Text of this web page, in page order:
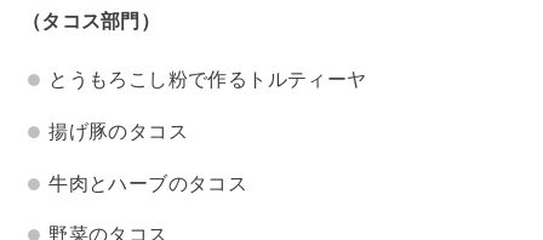
（タコス部門）
とうもろこし粉で作るトルティーヤ
揚げ豚のタコス
牛肉とハーブのタコス
野菜のタコス